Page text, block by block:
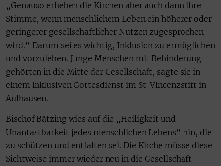
„Genauso erheben die Kirchen aber auch dann ihre
Stimme, wenn menschlichem Leben ein höherer oder
geringerer gesellschaftlicher Nutzen zugesprochen
wird.“ Darum sei es wichtig, Inklusion zu ermöglichen
und vorzuleben. Junge Menschen mit Behinderung
gehörten in die Mitte der Gesellschaft, sagte sie in
einem inklusiven Gottesdienst im St. Vincenzstift in
Aulhausen.
Bischof Bätzing wies auf die „Heiligkeit und
Unantastbarkeit jedes menschlichen Lebens“ hin, die
zu schützen und entfalten sei. Die Kirche müsse diese
Sichtweise immer wieder neu in die Gesellschaft